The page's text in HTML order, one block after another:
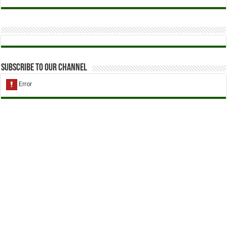
Subscribe to our Channel